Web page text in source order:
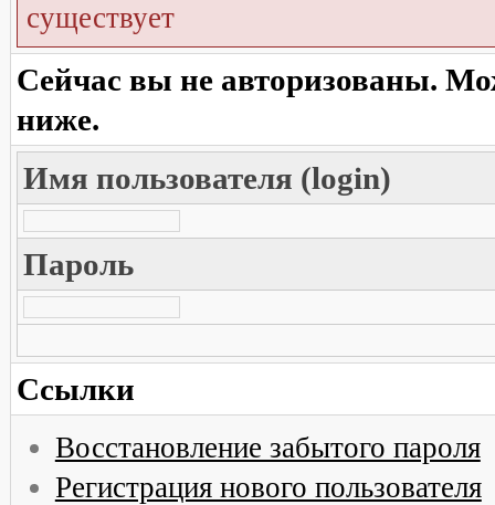
существует
Сейчас вы не авторизованы.
ниже.
Имя пользователя (login)
Пароль
Ссылки
Восстановление забытого пароля
Регистрация нового пользователя